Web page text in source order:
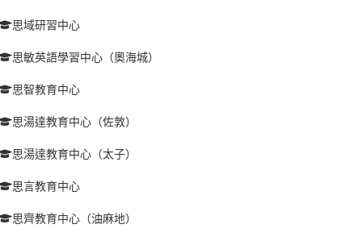
思域研習中心
思敏英語學習中心（奧海城）
思智教育中心
思湯達教育中心（佐敦）
思湯達教育中心（太子）
思言教育中心
思齊教育中心（油麻地）